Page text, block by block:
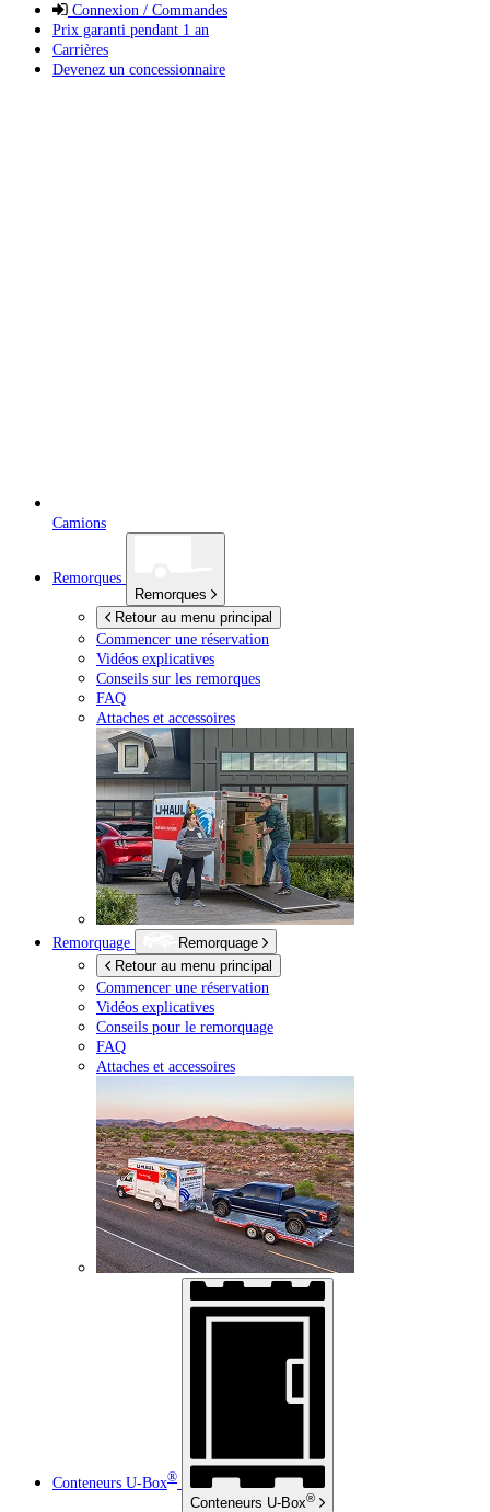
Connexion / Commandes
Prix garanti pendant 1 an
Carrières
Devenez un concessionnaire
Camions
Remorques
Remorques
Retour au menu principal
Commencer une réservation
Vidéos explicatives
Conseils sur les remorques
FAQ
Attaches et accessoires
Remorquage
Remorquage
Retour au menu principal
Commencer une réservation
Vidéos explicatives
Conseils pour le remorquage
FAQ
Attaches et accessoires
Conteneurs U-Box®
Conteneurs U-Box®